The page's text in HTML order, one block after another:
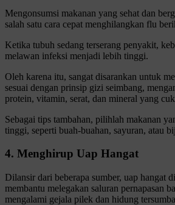
Mengonsumsi makanan yang sehat dan
salah satu cara cepat menghilangkan flu
Ketika tubuh sedang terserang penyakit,
melawan infeksi menjadi lebih tinggi.
Oleh karena itu, sangat disarankan untuk
sesuai dengan prinsip gizi seimbang,
protein, vitamin, serat, dan mineral yang
Sebagai tips tambahan, pilihlah makanan
tinggi, seperti buah-buahan, sayuran, atau
4. Menghirup Uap Hangat
Dilansir dari beberapa sumber, uap hangat
membantu melegakan saluran pernapasan
mengalami gejala pilek dan hidung